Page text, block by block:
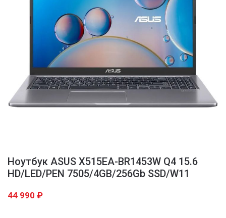
Ноутбук ASUS X515EA-BR1453W Q4 15.6
HD/LED/PEN 7505/4GB/256Gb SSD/W11
44 990 ₽